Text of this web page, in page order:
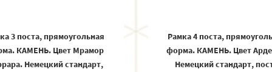
3 поста, прямоугольная
КАМЕНЬ. Цвет Мрамор
Немецкий стандарт,
Рамка 4 поста,
форма. КАМЕНЬ. Цвет
Немецкий стандарт,